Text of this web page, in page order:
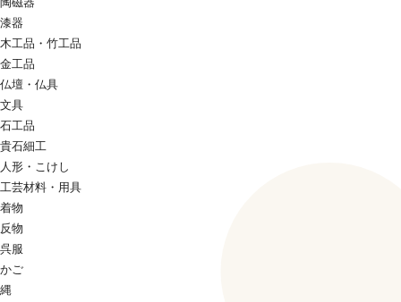
漆器
木工品・竹工品
金工品
仏壇・仏具
文具
石工品
貴石細工
人形・こけし
工芸材料・用具
着物
反物
呉服
かご
縄